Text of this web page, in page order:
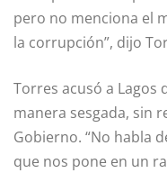
pero no menciona el
la corrupción”, dijo
Torres acusó a Lagos
manera sesgada, sin
Gobierno. “No habla
que nos pone en un